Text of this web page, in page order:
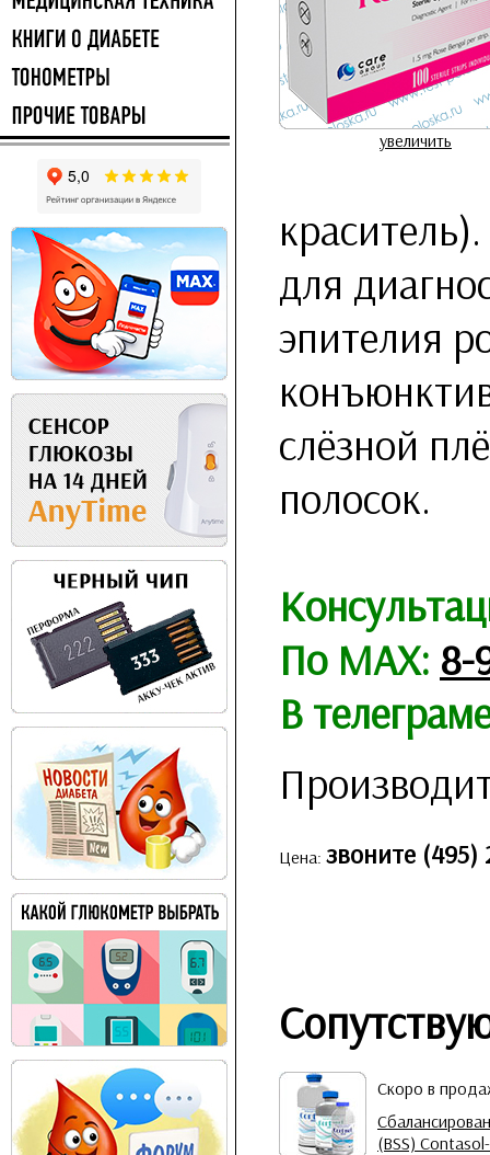
увеличить
для
эпителия
слёзной
полосок.
По MAX: 8-
В
Цена: звоните (495)
Скоро в
(BSS)